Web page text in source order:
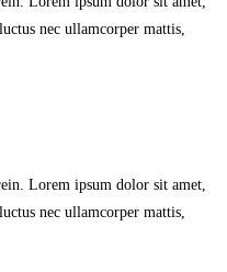
nec ullamcorper mattis,
Lorem ipsum dolor sit amet,
nec ullamcorper mattis,